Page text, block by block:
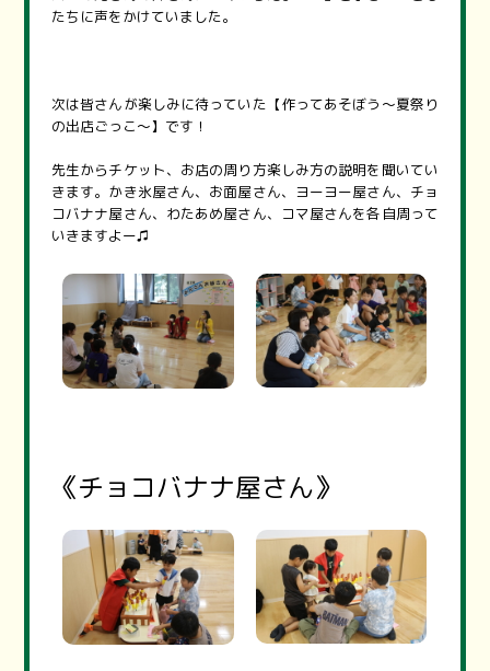
たちに声をかけていました。
次は皆さんが楽しみに待っていた【作ってあそぼう〜夏祭り
の出店ごっこ〜】です！
先生からチケット、お店の周り方楽しみ方の説明を聞いてい
きます。かき氷屋さん、お面屋さん、ヨーヨー屋さん、チョ
コバナナ屋さん、わたあめ屋さん、コマ屋さんを各自周って
いきますよー♫
《チョコバナナ屋さん》